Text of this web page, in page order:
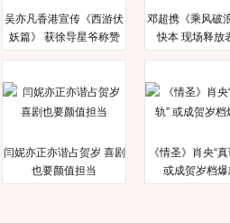
吴亦凡香港宣传《西游伏
妖篇》 获徐导星爷称赞
邓超携《乘风破
快本 现场释放
闫妮亦正亦谐占贺岁 喜剧
也要颜值担当
《情圣》肖央“
或成贺岁档爆